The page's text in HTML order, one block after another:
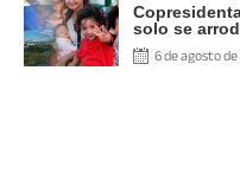
solo se
6 de agosto